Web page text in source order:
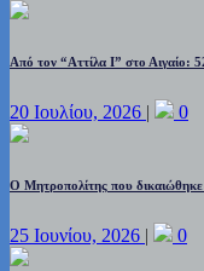
Από τον “Αττίλα Ι” στο Αιγαίο:
20 Ιουλίου, 2026 | 0
Ο Μητροπολίτης που
25 Ιουνίου, 2026 | 0